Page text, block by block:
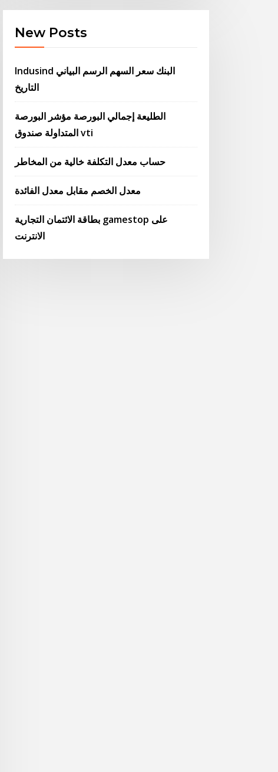
New Posts
Indusind البنك سعر السهم الرسم البياني
التاريخ
الطليعة إجمالي البورصة مؤشر البورصة
المتداولة صندوق vti
حساب معدل التكلفة خالية من المخاطر
معدل الخصم مقابل معدل الفائدة
بطاقة الائتمان التجارية gamestop على
الانترنت